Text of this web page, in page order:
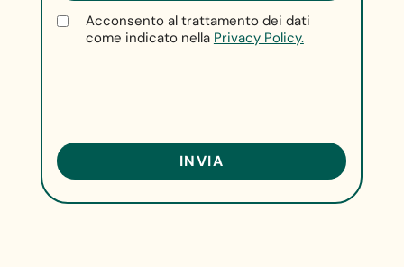
Acconsento al trattamento dei dati
come indicato nella Privacy Policy.